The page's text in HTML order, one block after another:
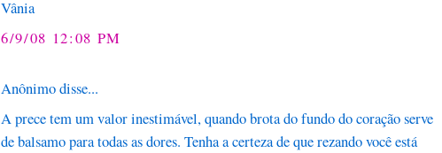
Vânia
6/9/08 12:08 PM
Anônimo disse...
A prece tem um valor inestimável, quando brota do fundo do coração serve
de balsamo para todas as dores. Tenha a certeza de que rezando você está